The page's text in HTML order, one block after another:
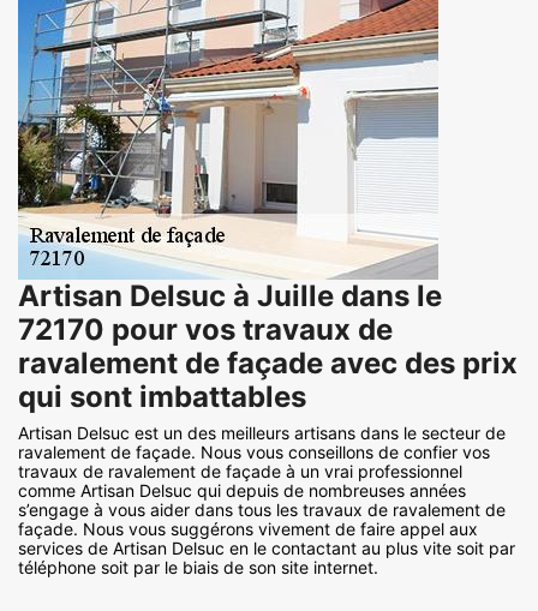
Artisan Delsuc à Juille dans le
72170 pour vos travaux de
ravalement de façade avec des prix
qui sont imbattables
Artisan Delsuc est un des meilleurs artisans dans le secteur de
ravalement de façade. Nous vous conseillons de confier vos
travaux de ravalement de façade à un vrai professionnel
comme Artisan Delsuc qui depuis de nombreuses années
s’engage à vous aider dans tous les travaux de ravalement de
façade. Nous vous suggérons vivement de faire appel aux
services de Artisan Delsuc en le contactant au plus vite soit par
téléphone soit par le biais de son site internet.